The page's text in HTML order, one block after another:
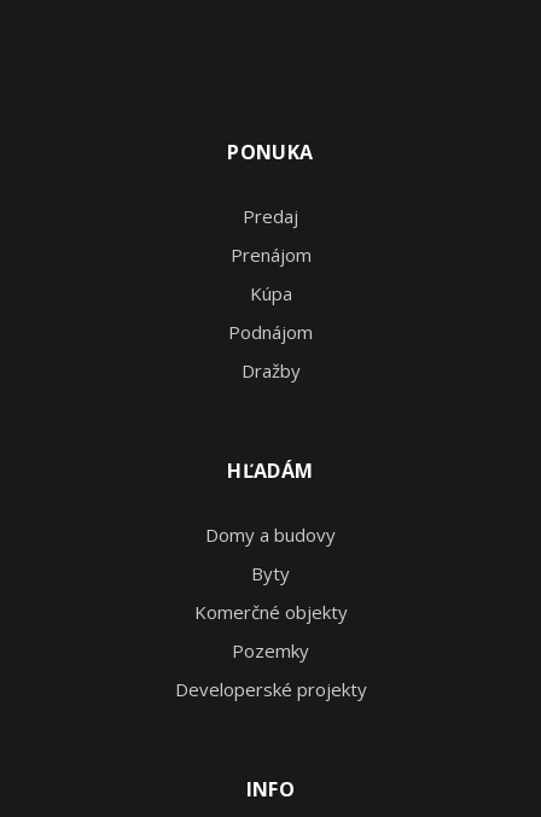
PONUKA
Predaj
Prenájom
Kúpa
Podnájom
Dražby
HĽADÁM
Domy a budovy
Byty
Komerčné objekty
Pozemky
Developerské projekty
INFO